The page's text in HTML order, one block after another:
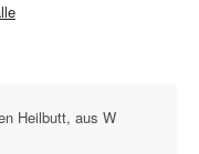
Heilbutt, aus W